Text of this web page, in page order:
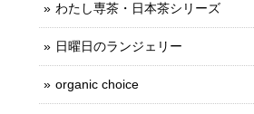
わたし専茶・日本茶シリーズ
日曜日のランジェリー
organic choice